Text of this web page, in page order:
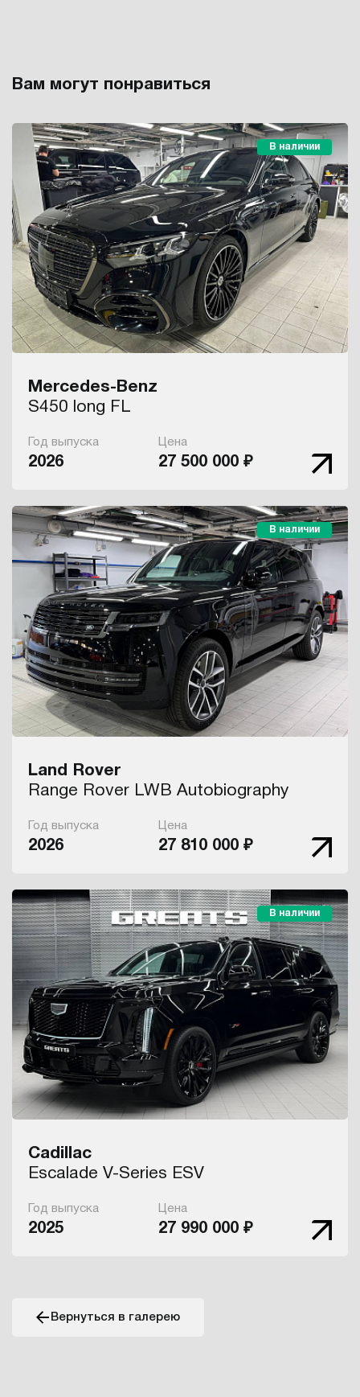
Вам могут понравиться
В наличии
Mercedes-Benz
S450 long FL
Год выпуска
2026
Цена
27 500 000 ₽
В наличии
Land Rover
Range Rover LWB Autobiography
Год выпуска
2026
Цена
27 810 000 ₽
В наличии
Cadillac
Escalade V-Series ESV
Год выпуска
2025
Цена
27 990 000 ₽
Вернуться в галерею